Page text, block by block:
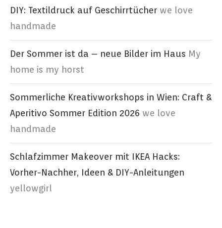
DIY: Textildruck auf Geschirrtücher we love
handmade
Der Sommer ist da – neue Bilder im Haus My
home is my horst
Sommerliche Kreativworkshops in Wien: Craft &
Aperitivo Sommer Edition 2026 we love
handmade
Schlafzimmer Makeover mit IKEA Hacks:
Vorher-Nachher, Ideen & DIY-Anleitungen
yellowgirl